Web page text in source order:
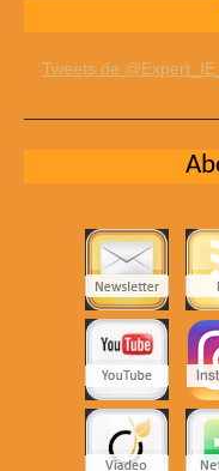
Tweets de @Expert_IE_